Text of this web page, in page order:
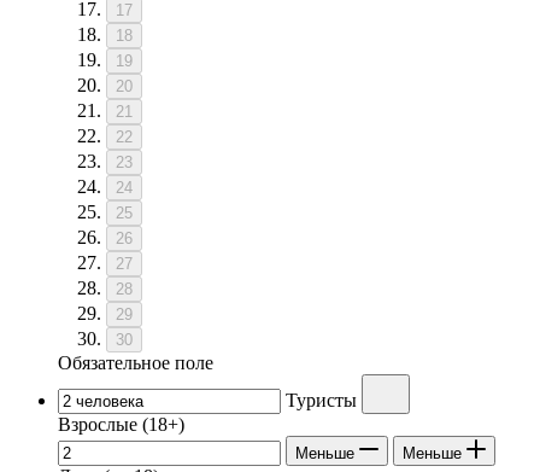
17
18
19
20
21
22
23
24
25
26
27
28
29
30
Обязательное поле
Туристы
Взрослые (18+)
Меньше Меньше